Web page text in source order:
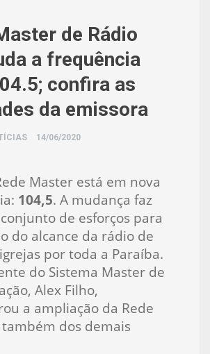
de Rádio
a frequência
confira as
da emissora
14/06/2020
Master está em nova
104,5. A mudança faz
de esforços para
do alcance da rádio de
por toda a Paraíba.
do Sistema Master de
Alex Filho,
a ampliação da Rede
dos demais